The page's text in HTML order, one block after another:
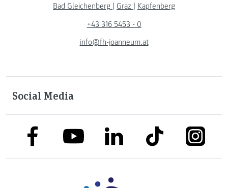
Bad Gleichenberg
Graz
Kapfenberg
+43 316 5453 - 0
info@fh-joanneum.at
Social Media
link to facebooklink to youtubelink to linkedinlink to tiktok